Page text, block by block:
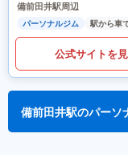
備前田井駅周辺
パーソナルジム 駅から車
公式サイトを
備前田井駅のパーソ